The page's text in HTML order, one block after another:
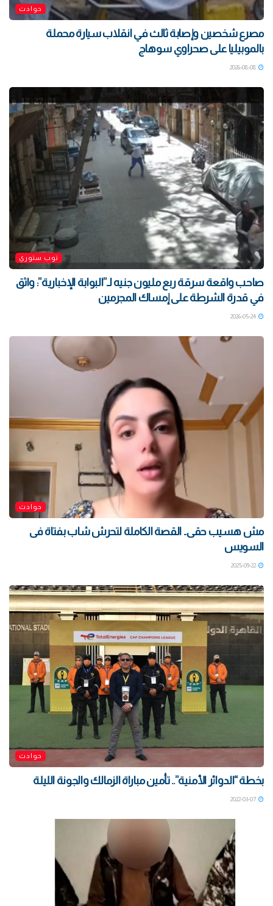
حوادث
مصرع شخصين وإصابة ثالث في انقلاب سيارة محملة
بالموبيليا على صحراوي سوهاج
توب ستوري
صاحب واقعة سرقة ربع مليون جنيه لـ”البوابة الإخبارية”: واثق
في قدرة الشرطة على إمساك المجرمين
حوادث
مش هسيب حقى.. القصة الكاملة لتحرش شاب بفتاة فى
السويس
حوادث
بخطة “الدوائر الأمنية”.. تأمين مباراة الزمالك والجونة الليلة